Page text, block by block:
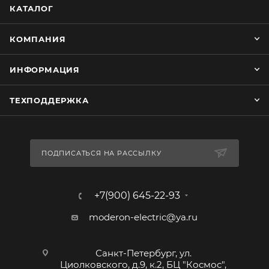
КАТАЛОГ
КОМПАНИЯ
ИНФОРМАЦИЯ
ТЕХПОДДЕРЖКА
ПОДПИСАТЬСЯ НА РАССЫЛКУ
+7(900) 645-22-93
moderon-electric@ya.ru
Санкт-Петербург, ул.
Циолковского, д.9, к.2, БЦ "Космос",